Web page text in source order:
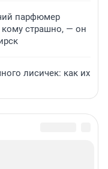
парфюмер
кому страшно, — он
лисичек: как их